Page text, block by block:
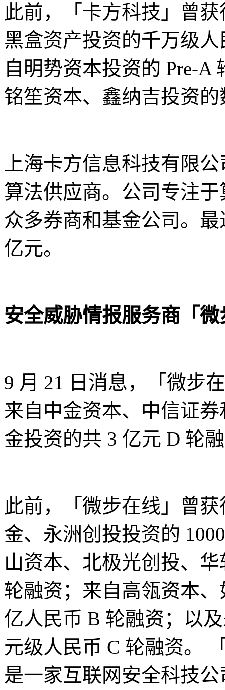
此前，「卡方科技」曾
黑盒资产投资的千万级
自明势资本投资的 Pre-A
铭笙资本、鑫纳吉投资
上海卡方信息科技有限
算法供应商。公司专注
众多券商和基金公司。
亿元。
安全威胁情报服务商「
9 月 21 日消息，「微步
来自中金资本、中信证
金投资的共 3 亿元 D 轮
此前，「微步在线」曾
金、永洲创投投资的
山资本、北极光创投、
轮融资；来自高瓴资本
亿人民币 B 轮融资；以
元级人民币 C 轮融资。
是一家互联网安全科技